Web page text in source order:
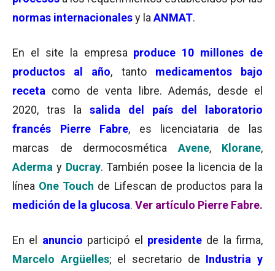
normas internacionalesy la ANMAT.
En el site la empresa produce 10 millones de
productos al año, tanto medicamentos bajo
receta como de venta libre. Además, desde el
2020, tras la salida del país del laboratorio
francés Pierre Fabre, es licenciataria de las
marcas de dermocosmética Avene, Klorane,
Aderma y Ducray. También posee la licencia de la
línea One Touch de Lifescan de productos para la
medición de la glucosa. Ver artículo Pierre Fabre.
En el anuncio participó el presidentede la firma,
Marcelo Argüelles; el secretario de Industria y